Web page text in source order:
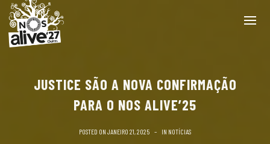
JUSTICE SÃO A NOVA CONFIRMAÇÃO
PARA O NOS ALIVE’25
POSTED ON JANEIRO 21, 2025 IN NOTÍCIAS